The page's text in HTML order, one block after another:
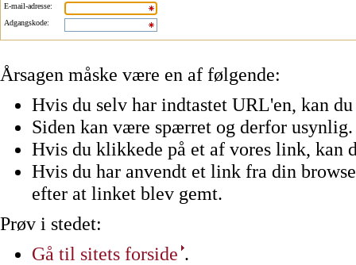
E-mail-adresse:
Adgangskode:
Årsagen måske være en af følgende:
Hvis du selv har indtastet URL'en, kan
Siden kan være spærret og derfor usynlig.
Hvis du klikkede på et af vores link, kan
Hvis du har anvendt et link fra din
efter at linket blev gemt.
Prøv i stedet:
Gå til sitets forside .